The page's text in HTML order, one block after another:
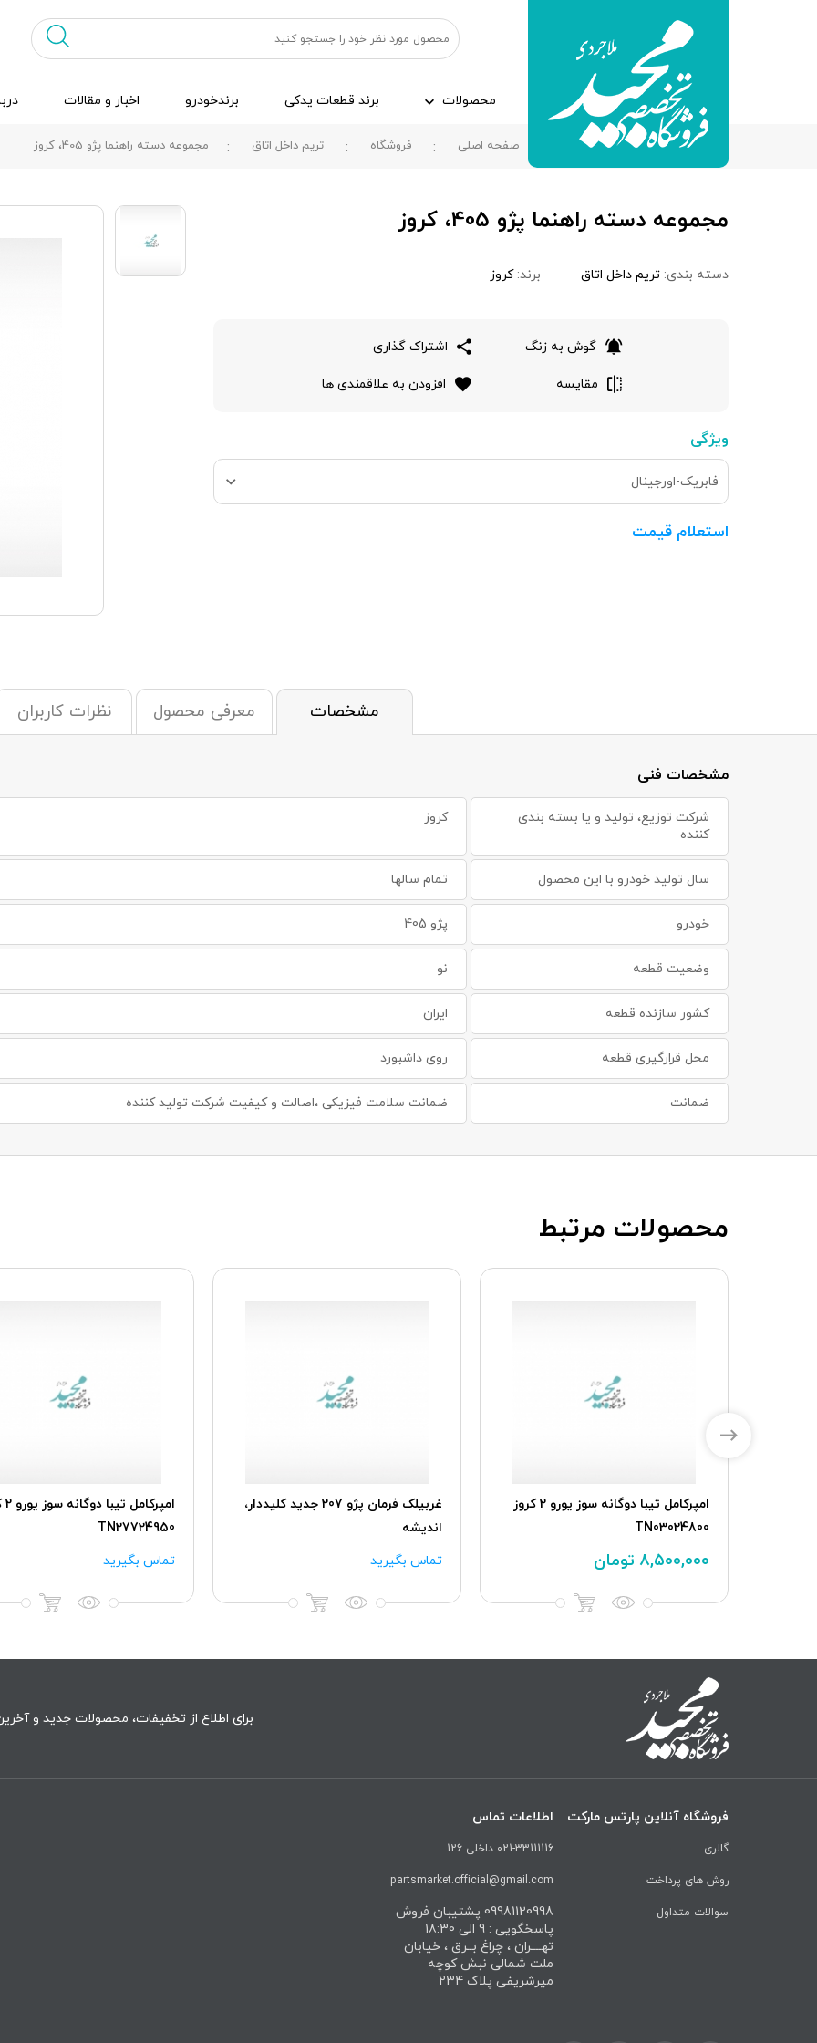
محصولات برند قطعات یدکی برندخودرو اخبار و مقالات
صفحه اصلی فروشگاه تریم داخل اتاق مجموعه دسته راهنما پژو 405، کروز
مجموعه دسته راهنما پژو 405، کروز
دسته بندی: تریم داخل اتاق برند:کروز
گوش به زنگ اشتراک گذاری
مقایسه افزودن به علاقمندی ها
ویژگی
فابریک-اورجینال
استعلام قیمت
مشخصات معرفی محصول نظرات کاربران
مشخصات فنی
شرکت توزیع، تولید و یا بسته بندی
کننده
کروز
سال تولید خودرو با این محصول تمام سالها
خودرو پژو 405
وضعیت قطعه نو
کشور سازنده قطعه ایران
محل قرارگیری قطعه روی داشبورد
ضمانت ضمانت سلامت فیزیکی ،اصالت و کیفیت شرکت تولید کننده
محصولات مرتبط
امپرکامل تیبا دوگانه سوز یورو 2 کروز
TN03024800
۸,۵۰۰,۰۰۰ تومان
غربیلک فرمان پژو 207 جدید کلیددار،
اندیشه
تماس بگیرید
TN27724950
تماس بگیرید
برای اطلاع از تخفیفات، محصولات جدید و
فروشگاه آنلاین پارتس مارکت
گالری
روش های پرداخت
سوالات متداول
اطلاعات تماس
021-33111116 داخلی 126
partsmarket.official@gmail.com
09981120998 پشتیبان فروش
پاسخگویی : 9 الی 18:30
تهــــران ، چراغ بــرق ، خیابان
ملت شمالی نبش کوچه
میرشریفی پلاک 234